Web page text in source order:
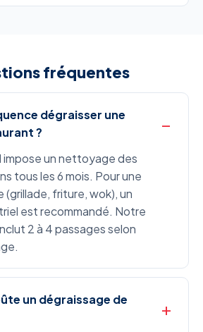
fréquentes
dégraisser une
?
impose un nettoyage des
tous les 6 mois. Pour une
(grillade, friture, wok), un
est recommandé. Notre
2 à 4 passages selon
un dégraissage de